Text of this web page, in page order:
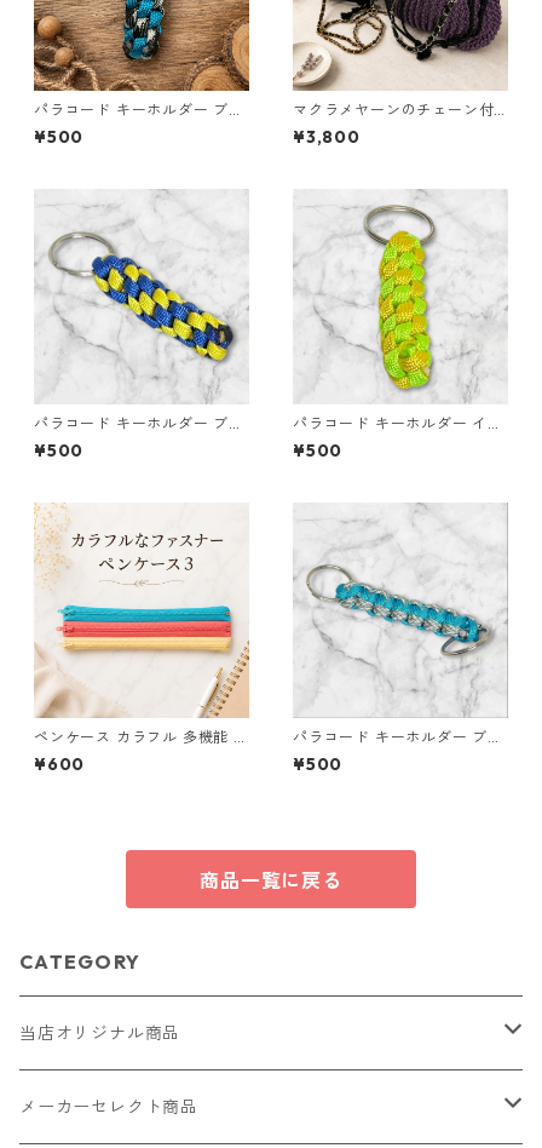
パラコード キーホルダー ブル
ー×ブラック・ホワイト ハンド
メイド 国産 本革 ヌメ革
¥500
マクラメヤーンのチェーン付
ポーチ大小セット(紫) 巾着 布
小物 ハンドメイド 国産 本革
¥3,800
パラコード キーホルダー ブル
ー イエロー 編み込み s32
¥500
パラコード キーホルダー イエ
ロー ライトグリーン 編み込み
s37 アウトドア
¥500
ペンケース カラフル 多機能 筆
箱 ファスナー6本 s11
¥600
パラコード キーホルダー ブル
ー グレー ホワイト 編み込み s
36 アウトドア
¥500
商品一覧に戻る
CATEGORY
当店オリジナル商品
レザー（革）
メーカーセレクト商品